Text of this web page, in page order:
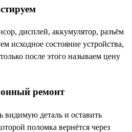
дисплей, аккумулятор, разъём
исходное состояние устройства,
после этого называем цену
ремонт
деталь и оставить
поломка вернётся через